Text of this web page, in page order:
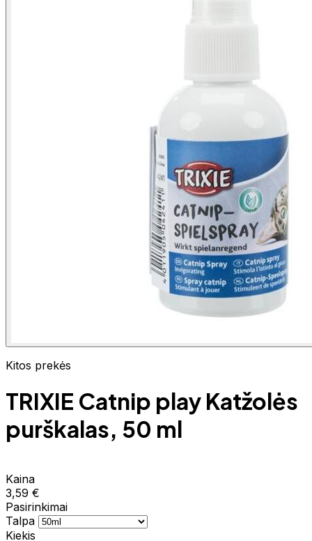
Kitos prekės
TRIXIE Catnip play Katžolės
purškalas, 50 ml
Kaina
3,59 €
Pasirinkimai
Talpa
Kiekis